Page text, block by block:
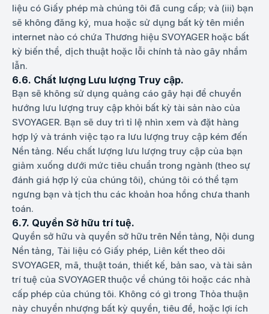
liệu có Giấy phép mà chúng tôi đã cung cấp; và (iii) bạn
sẽ không đăng ký, mua hoặc sử dụng bất kỳ tên miền
internet nào có chứa Thương hiệu SVOYAGER hoặc bất
kỳ biến thể, dịch thuật hoặc lỗi chính tả nào gây nhầm
lẫn.
6.6. Chất lượng Lưu lượng Truy cập.
Bạn sẽ không sử dụng quảng cáo gây hại để chuyển
hướng lưu lượng truy cập khỏi bất kỳ tài sản nào của
SVOYAGER. Bạn sẽ duy trì tỉ lệ nhìn xem và đặt hàng
hợp lý và tránh việc tạo ra lưu lượng truy cập kém đến
Nền tảng. Nếu chất lượng lưu lượng truy cập của bạn
giảm xuống dưới mức tiêu chuẩn trong ngành (theo sự
đánh giá hợp lý của chúng tôi), chúng tôi có thể tạm
ngưng bạn và tịch thu các khoản hoa hồng chưa thanh
toán.
6.7. Quyền Sở hữu trí tuệ.
Quyền sở hữu và quyền sở hữu trên Nền tảng, Nội dung
Nền tảng, Tài liệu có Giấy phép, Liên kết theo dõi
SVOYAGER, mã, thuật toán, thiết kế, bản sao, và tài sản
trí tuệ của SVOYAGER thuộc về chúng tôi hoặc các nhà
cấp phép của chúng tôi. Không có gì trong Thỏa thuận
này chuyển nhượng bất kỳ quyền, tiêu đề, hoặc lợi ích